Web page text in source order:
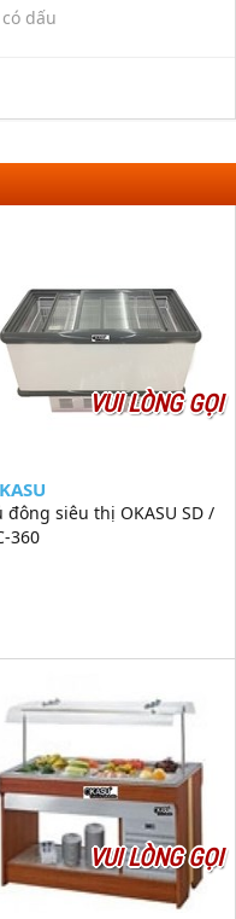
dấu
VUI LÒNG GỌI
đông siêu thị OKASU SD /
360
VUI LÒNG GỌI